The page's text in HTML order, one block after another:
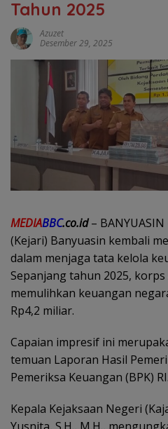
Tahun 2025
Azuzet
Desember 29, 2025
MEDIABBC.co.id–
(Kejari) Banyuasin kembali
dalam menjaga tata kelola
Sepanjang tahun 2025,
memulihkan keuangan
Rp4,2 miliar.
Capaian impresif ini
temuan Laporan Hasil
Pemeriksa Keuangan (BPK) RI.
Kepala Kejaksaan Negeri